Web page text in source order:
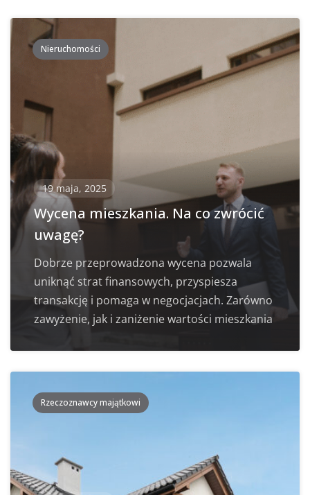
Nieruchomości
19 maja, 2025
Wycena mieszkania. Na co zwrócić
uwagę?
Dobrze przeprowadzona wycena pozwala
uniknąć strat finansowych, przyspiesza
transakcję i pomaga w negocjacjach. Zarówno
zawyżenie, jak i zaniżenie wartości mieszkania
Rzeczoznawcy majątkowi